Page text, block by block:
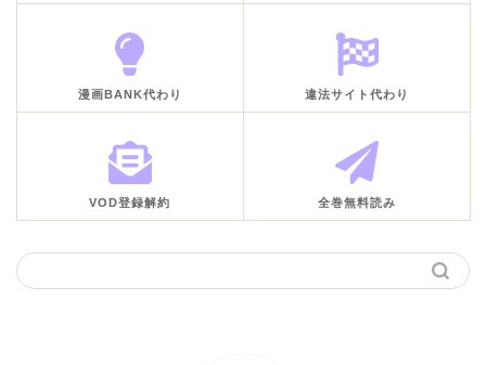
漫画BANK代わり 違法サイト代わり
VOD登録解約 全巻無料読み